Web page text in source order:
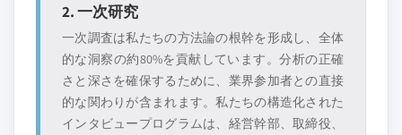
2. 一次研究
一次調査は私たちの方法論の根幹を形成し、全体
的な洞察の約80%を貢献しています。分析の正確
さと深さを確保するために、業界参加者との直接
的な関わりが含まれます。私たちの構造化された
インタビュープログラムは、経営幹部、取締役、